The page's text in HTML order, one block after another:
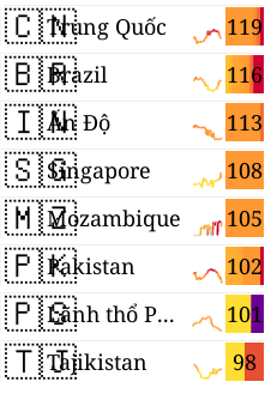
🇨🇳 119
Trung Quốc
🇧🇷 116
Brazil
🇮🇳 113
Ấn Độ
🇸🇬 108
Singapore
🇲🇿 105
Mozambique
🇵🇰 102
Pakistan
🇵🇸 101
Lãnh thổ Palestine
🇹🇯 98
Tajikistan